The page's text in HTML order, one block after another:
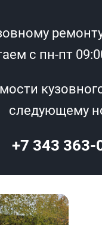
с пн-пт
следующему
+7 343 363-